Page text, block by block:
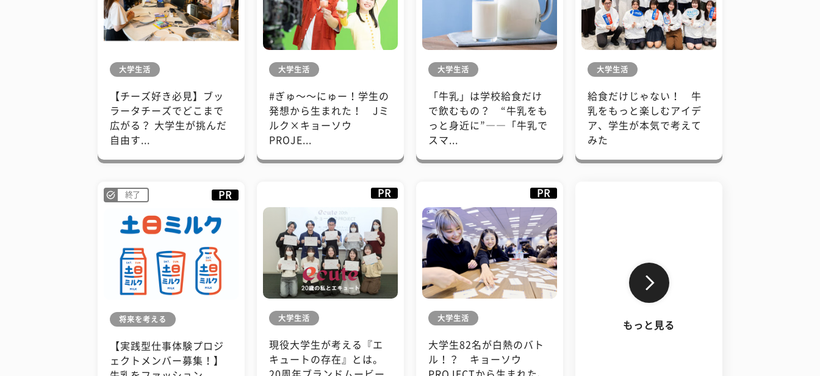
大学生活
【チーズ好き必見】ブッ
ラータチーズでどこまで
広がる？ 大学生が挑んだ
自由す...
大学生活
#ぎゅ〜〜にゅー！学生の
発想から生まれた！ Jミ
ルク×キョーソウ
PROJE...
大学生活
「牛乳」は学校給食だけ
で飲むもの？ “牛乳をも
っと身近に”――「牛乳で
スマ...
大学生活
給食だけじゃない！ 牛
乳をもっと楽しむアイデ
ア、学生が本気で考えて
みた
終了 PR
将来を考える
【実践型仕事体験プロジ
ェクトメンバー募集！】
PR
大学生活
現役大学生が考える『エ
キュートの存在』とは。
PR
大学生活
大学生82名が白熱のバト
ル！？ キョーソウ
もっと見る